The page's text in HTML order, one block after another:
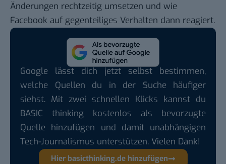
Änderungen rechtzeitig umsetzen und wie
Facebook auf gegenteiliges Verhalten dann reagiert.
Google lässt dich jetzt selbst bestimmen,
welche Quellen du in der Suche häufiger
siehst. Mit zwei schnellen Klicks kannst du
BASIC thinking kostenlos als bevorzugte
Quelle hinzufügen und damit unabhängigen
Tech-Journalismus unterstützen. Vielen Dank!
Hier basicthinking.de hinzufügen